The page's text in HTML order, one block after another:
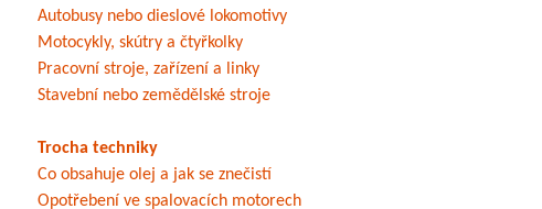
Autobusy nebo dieslové lokomotivy
Motocykly, skútry a čtyřkolky
Pracovní stroje, zařízení a linky
Stavební nebo zemědělské stroje
Trocha techniky
Co obsahuje olej a jak se znečistí
Opotřebení ve spalovacích motorech